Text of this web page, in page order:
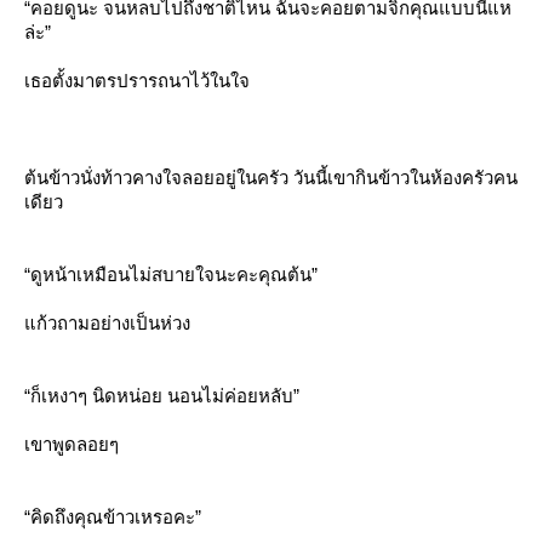
“คอยดูนะ จนหลบไปถึงชาติไหน ฉันจะคอยตามจิกคุณแบบนี้แห
ล่ะ”
เธอตั้งมาตรปรารถนาไว้ในใจ
ต้นข้าวนั่งท้าวคางใจลอยอยู่ในครัว วันนี้เขากินข้าวในห้องครัวคน
เดียว
“ดูหน้าเหมือนไม่สบายใจนะคะคุณต้น”
ก้วถามอย่างเป็นห่วง
“ก็เหงาๆ นิดหน่อย นอนไม่ค่อยหลับ”
เขาพูดลอยๆ
“คิดถึงคุณข้าวเหรอคะ”